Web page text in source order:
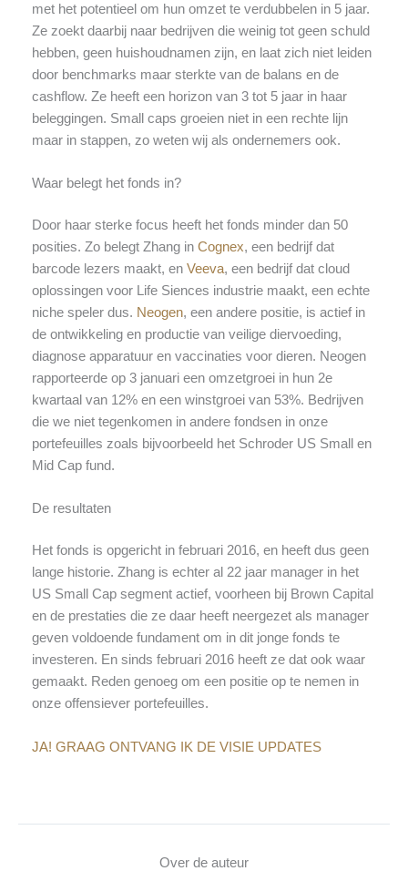
met het potentieel om hun omzet te verdubbelen in 5 jaar.
Ze zoekt daarbij naar bedrijven die weinig tot geen schuld
hebben, geen huishoudnamen zijn, en laat zich niet leiden
door benchmarks maar sterkte van de balans en de
cashflow. Ze heeft een horizon van 3 tot 5 jaar in haar
beleggingen. Small caps groeien niet in een rechte lijn
maar in stappen, zo weten wij als ondernemers ook.
Waar belegt het fonds in?
Door haar sterke focus heeft het fonds minder dan 50
posities. Zo belegt Zhang in Cognex, een bedrijf dat
barcode lezers maakt, en Veeva, een bedrijf dat cloud
oplossingen voor Life Siences industrie maakt, een echte
niche speler dus. Neogen, een andere positie, is actief in
de ontwikkeling en productie van veilige diervoeding,
diagnose apparatuur en vaccinaties voor dieren. Neogen
rapporteerde op 3 januari een omzetgroei in hun 2e
kwartaal van 12% en een winstgroei van 53%. Bedrijven
die we niet tegenkomen in andere fondsen in onze
portefeuilles zoals bijvoorbeeld het Schroder US Small en
Mid Cap fund.
De resultaten
Het fonds is opgericht in februari 2016, en heeft dus geen
lange historie. Zhang is echter al 22 jaar manager in het
US Small Cap segment actief, voorheen bij Brown Capital
en de prestaties die ze daar heeft neergezet als manager
geven voldoende fundament om in dit jonge fonds te
investeren. En sinds februari 2016 heeft ze dat ook waar
gemaakt. Reden genoeg om een positie op te nemen in
onze offensiever portefeuilles.
JA! GRAAG ONTVANG IK DE VISIE UPDATES
Over de auteur